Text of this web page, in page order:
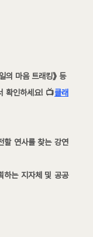
의 마음 트래킹》 등
확인하세요! 📺클래
할 연사를 찾는 강연
하는 지자체 및 공공